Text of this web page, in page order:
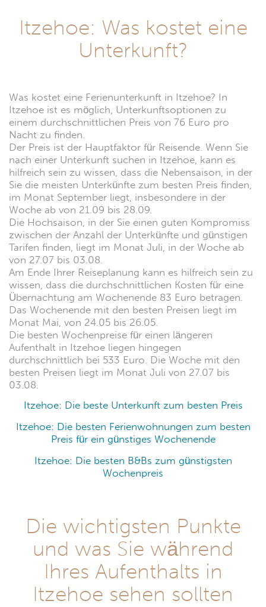
Itzehoe: Was kostet eine
Unterkunft?
Was kostet eine Ferienunterkunft in Itzehoe? In
Itzehoe ist es möglich, Unterkunftsoptionen zu
einem durchschnittlichen Preis von 76 Euro pro
Nacht zu finden.
Der Preis ist der Hauptfaktor für Reisende. Wenn Sie
nach einer Unterkunft suchen in Itzehoe, kann es
hilfreich sein zu wissen, dass die Nebensaison, in der
Sie die meisten Unterkünfte zum besten Preis finden,
im Monat September liegt, insbesondere in der
Woche ab von 21.09 bis 28.09.
Die Hochsaison, in der Sie einen guten Kompromiss
zwischen der Anzahl der Unterkünfte und günstigen
Tarifen finden, liegt im Monat Juli, in der Woche ab
von 27.07 bis 03.08.
Am Ende Ihrer Reiseplanung kann es hilfreich sein zu
wissen, dass die durchschnittlichen Kosten für eine
Übernachtung am Wochenende 83 Euro betragen.
Das Wochenende mit den besten Preisen liegt im
Monat Mai, von 24.05 bis 26.05.
Die besten Wochenpreise für einen längeren
Aufenthalt in Itzehoe liegen hingegen
durchschnittlich bei 533 Euro. Die Woche mit den
besten Preisen liegt im Monat Juli von 27.07 bis
03.08.
Itzehoe: Die beste Unterkunft zum besten Preis
Itzehoe: Die besten Ferienwohnungen zum besten
Preis für ein günstiges Wochenende
Itzehoe: Die besten B&Bs zum günstigsten
Wochenpreis
Die wichtigsten Punkte
und was Sie während
Ihres Aufenthalts in
Itzehoe sehen sollten